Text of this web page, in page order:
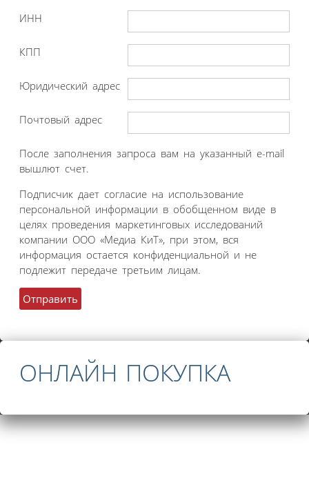
ИНН
КПП
Юридический адрес
Почтовый адрес
После заполнения запроса вам на указанный e-mail
вышлют счет.
Подписчик дает согласие на использование
персональной информации в обобщенном виде в
целях проведения маркетинговых исследований
компании ООО «Медиа КиТ», при этом, вся
информация остается конфиденциальной и не
подлежит передаче третьим лицам.
ОНЛАЙН ПОКУПКА